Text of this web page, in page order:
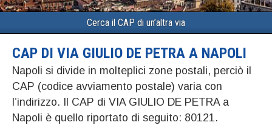
Cerca il CAP di un’altra via
CAP DI VIA GIULIO DE PETRA A NAPOLI
Napoli si divide in molteplici zone postali, perciò il
CAP (codice avviamento postale) varia con
l’indirizzo. Il CAP di VIA GIULIO DE PETRA a
Napoli è quello riportato di seguito: 80121.